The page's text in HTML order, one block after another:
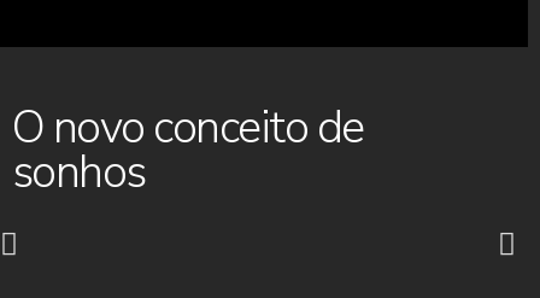
O novo conceito de
sonhos